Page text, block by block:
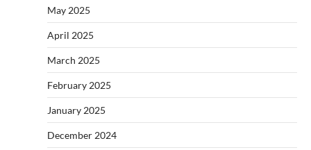
May 2025
April 2025
March 2025
February 2025
January 2025
December 2024